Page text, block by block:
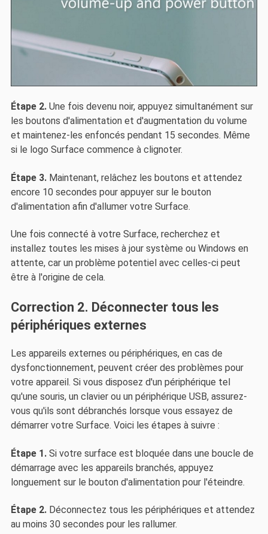
Étape 2.Une fois devenu noir, appuyez simultanément sur
les boutons d'alimentation et d'augmentation du volume
et maintenez-les enfoncés pendant 15 secondes. Même
si le logo Surface commence à clignoter.
Étape 3.Maintenant, relâchez les boutons et attendez
encore 10 secondes pour appuyer sur le bouton
d'alimentation afin d'allumer votre Surface.
Une fois connecté à votre Surface, recherchez et
installez toutes les mises à jour système ou Windows en
attente, car un problème potentiel avec celles-ci peut
être à l'origine de cela.
Correction 2. Déconnecter tous les
périphériques externes
Les appareils externes ou périphériques, en cas de
dysfonctionnement, peuvent créer des problèmes pour
votre appareil. Si vous disposez d'un périphérique tel
qu'une souris, un clavier ou un périphérique USB, assurez-
vous qu'ils sont débranchés lorsque vous essayez de
démarrer votre Surface. Voici les étapes à suivre :
Étape 1.Si votre surface est bloquée dans une boucle de
démarrage avec les appareils branchés, appuyez
longuement sur le bouton d'alimentation pour l'éteindre.
Étape 2.Déconnectez tous les périphériques et attendez
au moins 30 secondes pour les rallumer.